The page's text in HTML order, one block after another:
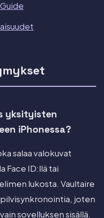
yksityisten
iPhonessa?
salaa valokuvat
Face ID:llä tai
lukosta. Vaultaire
joten
sovelluksen sisällä.